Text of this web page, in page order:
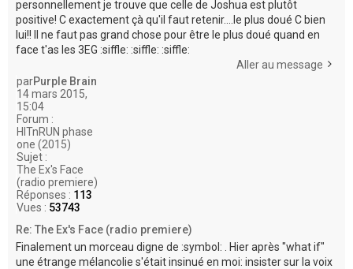
personnellement je trouve que celle de Joshua est plutôt
positive! C exactement çà qu'il faut retenir....le plus doué C bien
lui!! Il ne faut pas grand chose pour être le plus doué quand en
face t'as les 3EG :siffle: :siffle: :siffle:
Aller au message
parPurple Brain
14 mars 2015,
15:04
Forum :
HITnRUN phase
one (2015)
Sujet :
The Ex's Face
(radio premiere)
Réponses : 113
Vues : 53743
Re: The Ex's Face (radio premiere)
Finalement un morceau digne de :symbol: . Hier après "what if"
une étrange mélancolie s'était insinué en moi: insister sur la voix